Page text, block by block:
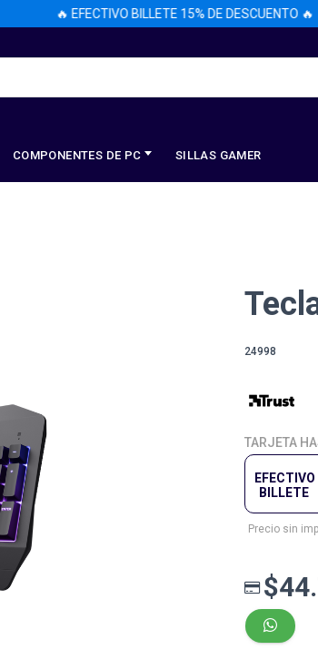
🔥 EFECTIVO BILLETE 15% DE DESCUENTO 🔥
COMPONENTES DE PC SILLAS GAMER
24998
TARJETA
EFECTIVO
BILLETE
Precio sin